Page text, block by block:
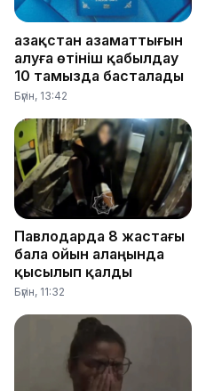
Қазақстан азаматтығын
алуға өтініш қабылдау
10 тамызда басталады
Бүгін, 13:42
Павлодарда 8 жастағы
бала ойын алаңында
қысылып қалды
Бүгін, 11:32